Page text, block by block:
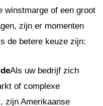
winstmarge of een groot
zijn er momenten
de betere keuze zijn:
Als uw bedrijf zich
of complexe
zijn Amerikaanse